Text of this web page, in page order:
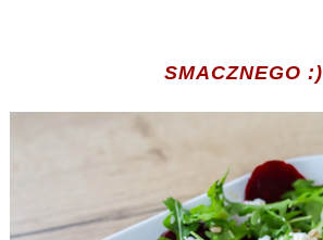
SMACZNEGO :)